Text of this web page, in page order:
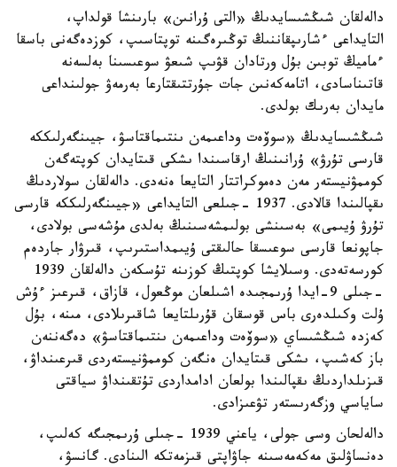
دالەلقان شىڭشىسايدىڭ «التى ۇرانىن» بارىنشا قولداپ،
التايداعى ءشارىپقاننىڭ توڭىرەگىنە توپتاسىپ، كوزدەگەنى باسقا
ءماميڭ توبىن بۇل ورتادان قۋىپ شىعۋ سوعىسىنا بەلسەنە
قاتىناسادى، اتامەكەنىن جات جۇرتتىقتارعا بەرمەۋ جولىنداعى
مايدان بەرىك بولدى.
شىڭشىسايدىڭ «سوۆەت وداعىمەن ىنتىماقتاسۋ، جيىنگەرلىككە
قارسى تۇرۋ» ۇرانىنىڭ ارقاسىندا ىشكى قىتايدان كوپتەگەن
كوممۋنيستەر مەن دەموكراتتار التايعا ەنەدى. دالەلقان سولاردىڭ
ىقپالىندا قالادى. 1937 -جىلعى التايداعى «جيىنگەرلىككە قارسى
تۇرۋ ۇيىمى» بەسىنشى بولىمشەسىنىڭ بەلدى مۇشەسى بولادى،
جاپونعا قارسى سوعىسقا حالىقتى ۇيىمداستىرىپ، قىرۋار جاردەم
كورسەتەدى. وسىلايشا كوپتىڭ كوزىنە تۇسكەن دالەلقان 1939
-جىلى 9-ايدا ۇرىمجىدە اشىلعان موڭعول، قازاق، قىرعىز ءۇش
ۇلت وكىلدەرى باس قوسقان قۇرىلتايعا شاقىرىلادى، مىنە، بۇل
كەزدە شىڭشىساي «سوۆەت وداعىمەن ىنتىماقتاسۋ» دەگەننەن
باز كەشىپ، ىشكى قىتايدان ەنگەن كوممۋنيستەردى قىرعىنداۋ،
قىزىلداردىڭ ىقپالىندا بولعان ادامداردى تۇتقىنداۋ سياقتى
ساياسي وزگەرىستەر تۋعىزادى.
دالەلحان وسى جولى، ياعني 1939 -جىلى ۇرىمجىگە كەلىپ،
دەنساۋلىق مەكەمەسىنە جاۋاپتى قىزمەتكە الىنادى. گانسۋ،